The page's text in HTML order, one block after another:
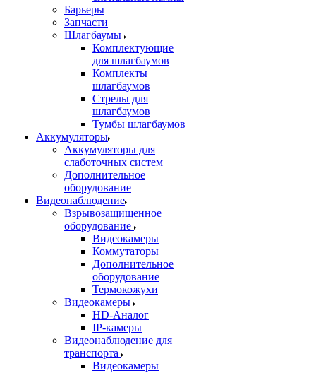
Барьеры
Запчасти
Шлагбаумы
Комплектующие
для шлагбаумов
Комплекты
шлагбаумов
Стрелы для
шлагбаумов
Тумбы шлагбаумов
Аккумуляторы
Аккумуляторы для
слаботочных систем
Дополнительное
оборудование
Видеонаблюдение
Взрывозащищенное
оборудование
Видеокамеры
Коммутаторы
Дополнительное
оборудование
Термокожухи
Видеокамеры
HD-Аналог
IP-камеры
Видеонаблюдение для
транспорта
Видеокамеры